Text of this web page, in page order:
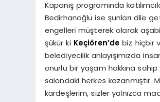
Kapanış programında
Bedirhanoğlu ise şunları dile
engelleri müşterek olarak
şükür ki Keçiören’de biz hiçbir
belediyecilik anlayışımızda
onurlu bir yaşam hakkına
salondaki herkes kazanmıştır.
kardeşlerim, sizler yalnızca